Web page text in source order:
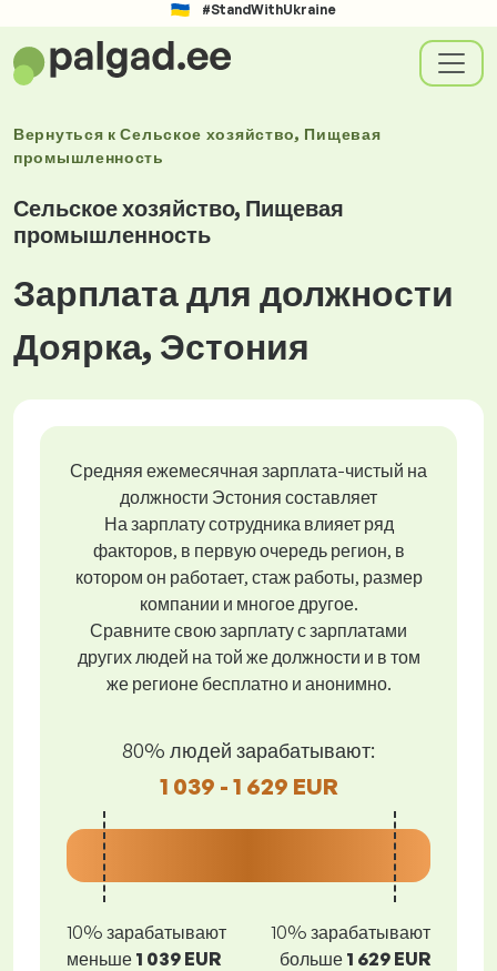
#StandWithUkraine
Вернуться кСельское хозяйство, Пищевая
промышленность
Сельское хозяйство, Пищевая
промышленность
Зарплата для должности
Доярка, Эстония
Средняя ежемесячная зарплата-чистый на
должности Эстония составляет
На зарплату сотрудника влияет ряд
факторов, в первую очередь регион, в
котором он работает, стаж работы, размер
компании и многое другое.
Сравните свою зарплату с зарплатами
других людей на той же должности и в том
же регионе бесплатно и анонимно.
80% людей зарабатывают:
1 039 - 1 629 EUR
10% зарабатывают
меньше 1 039 EUR
10% зарабатывают
больше 1 629 EUR